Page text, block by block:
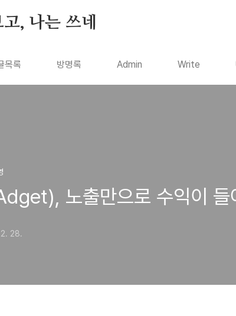
, 나는 쓰네
목록 방명록 Admin Write
노출만으로 수익이
28.